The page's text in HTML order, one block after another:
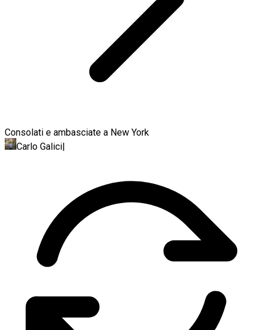
Consolati e ambasciate a New York
Carlo Galici